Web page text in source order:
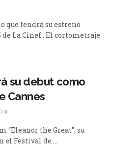
que tendrá su estreno
La Cinef . El cortometraje
su debut como
Cannes
0
the Great”, su
el Festival de ...